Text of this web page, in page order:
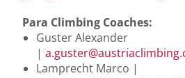
Para Climbing Coaches:
Guster Alexander
| a.guster@austriaclimbing
Lamprecht Marco |